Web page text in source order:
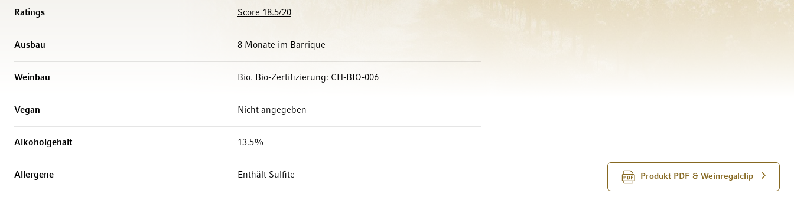
Produkt PDF & Weinregalclip
Ratings Score 18.5/20
Ausbau 8 Monate im Barrique
Weinbau Bio. Bio-Zertifizierung: CH-BIO-006
Vegan Nicht angegeben
Alkoholgehalt 13.5%
Allergene Enthält Sulfite